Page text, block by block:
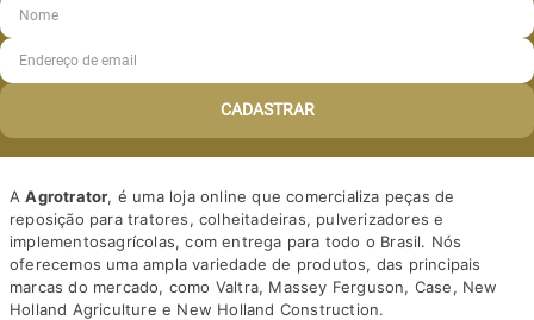
CADASTRAR
AAgrotrator, é uma loja online que comercializa peças de
reposição para tratores, colheitadeiras, pulverizadores e
implementosagrícolas, com entrega para todo o Brasil. Nós
oferecemos uma ampla variedade de produtos, das principais
marcas do mercado, como Valtra, Massey Ferguson, Case, New
Holland Agriculture e New Holland Construction.